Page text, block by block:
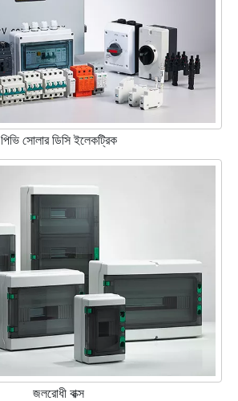
পিভি সোলার ডিসি ইলেকট্রিক
জলরোধী বাক্স